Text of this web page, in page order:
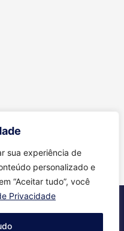
sua experiência de
personalizado e
“Aceitar tudo”, você
Privacidade
Color | CNPJ 15.699.612/0001-